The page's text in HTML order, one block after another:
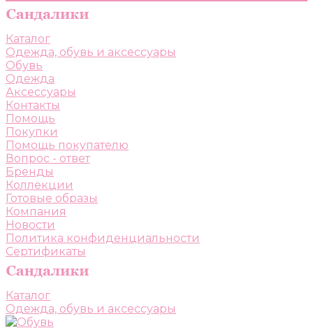
Каталог
Одежда, обувь и аксессуары
Обувь
Одежда
Аксессуары
Контакты
Помощь
Покупки
Помощь покупателю
Вопрос - ответ
Бренды
Коллекции
Готовые образы
Компания
Новости
Политика конфиденциальности
Сертификаты
Каталог
Одежда, обувь и аксессуары